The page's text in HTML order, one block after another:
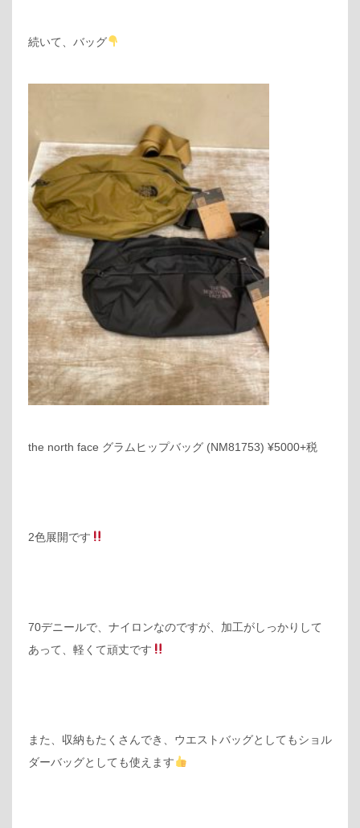
続いて、バッグ
the north face グラムヒップバッグ (NM81753) ¥5000+税
2色展開です
70デニールで、ナイロンなのですが、加工がしっかりして
あって、軽くて頑丈です
また、収納もたくさんでき、ウエストバッグとしてもショル
ダーバッグとしても使えます‍